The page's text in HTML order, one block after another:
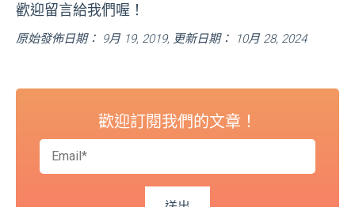
歡迎留言給我們喔！
原始發佈日期： 9月 19, 2019, 更新日期： 10月 28, 2024
歡迎訂閱我們的文章！